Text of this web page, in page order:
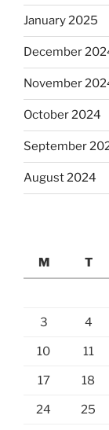
January 2025
December
November
October 2024
September
August 2024
M
T
3 4
10 11
17 18
24 25